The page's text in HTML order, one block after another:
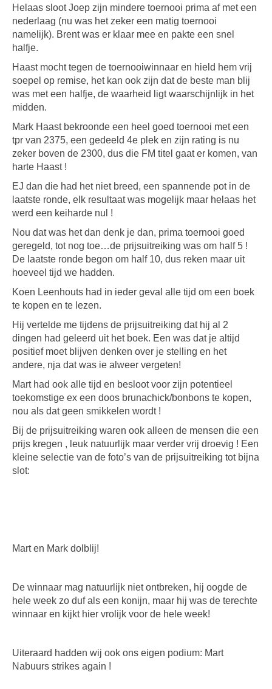
Helaas sloot Joep zijn mindere toernooi prima af met een
nederlaag (nu was het zeker een matig toernooi
namelijk). Brent was er klaar mee en pakte een snel
halfje.
Haast mocht tegen de toernooiwinnaar en hield hem vrij
soepel op remise, het kan ook zijn dat de beste man blij
was met een halfje, de waarheid ligt waarschijnlijk in het
midden.
Mark Haast bekroonde een heel goed toernooi met een
tpr van 2375, een gedeeld 4e plek en zijn rating is nu
zeker boven de 2300, dus die FM titel gaat er komen, van
harte Haast !
EJ dan die had het niet breed, een spannende pot in de
laatste ronde, elk resultaat was mogelijk maar helaas het
werd een keiharde nul !
Nou dat was het dan denk je dan, prima toernooi goed
geregeld, tot nog toe…de prijsuitreiking was om half 5 !
De laatste ronde begon om half 10, dus reken maar uit
hoeveel tijd we hadden.
Koen Leenhouts had in ieder geval alle tijd om een boek
te kopen en te lezen.
Hij vertelde me tijdens de prijsuitreiking dat hij al 2
dingen had geleerd uit het boek. Een was dat je altijd
positief moet blijven denken over je stelling en het
andere, nja dat was ie alweer vergeten!
Mart had ook alle tijd en besloot voor zijn potentieel
toekomstige ex een doos brunachick/bonbons te kopen,
nou als dat geen smikkelen wordt !
Bij de prijsuitreiking waren ook alleen de mensen die een
prijs kregen , leuk natuurlijk maar verder vrij droevig ! Een
kleine selectie van de foto’s van de prijsuitreiking tot bijna
slot:
Mart en Mark dolblij!
De winnaar mag natuurlijk niet ontbreken, hij oogde de
hele week zo duf als een konijn, maar hij was de terechte
winnaar en kijkt hier vrolijk voor de hele week!
Uiteraard hadden wij ook ons eigen podium: Mart
Nabuurs strikes again !